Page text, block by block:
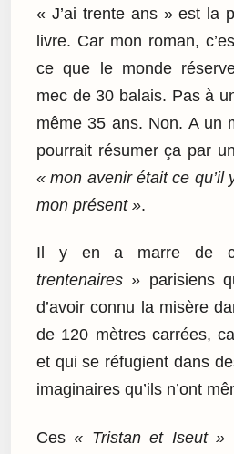
« J’ai trente ans » est la
livre. Car mon roman,
ce que le monde
mec de 30 balais. Pas à
même 35 ans. Non. A un
pourrait résumer ça par
« mon avenir était ce qu’il
mon présent ».
Il y en a marre de
trentenaires » parisiens
d’avoir connu la misère
de 120 mètres carrées,
et qui se réfugient dans
imaginaires qu’ils n’ont
Ces« Tristan et Iseut »